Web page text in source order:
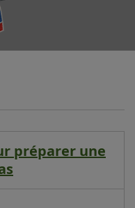
préparer une